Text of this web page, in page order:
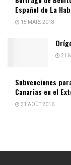
Español de La
15 MARS 2018
21
Subvenciones
Canarias en el
31 AOÛT 2016